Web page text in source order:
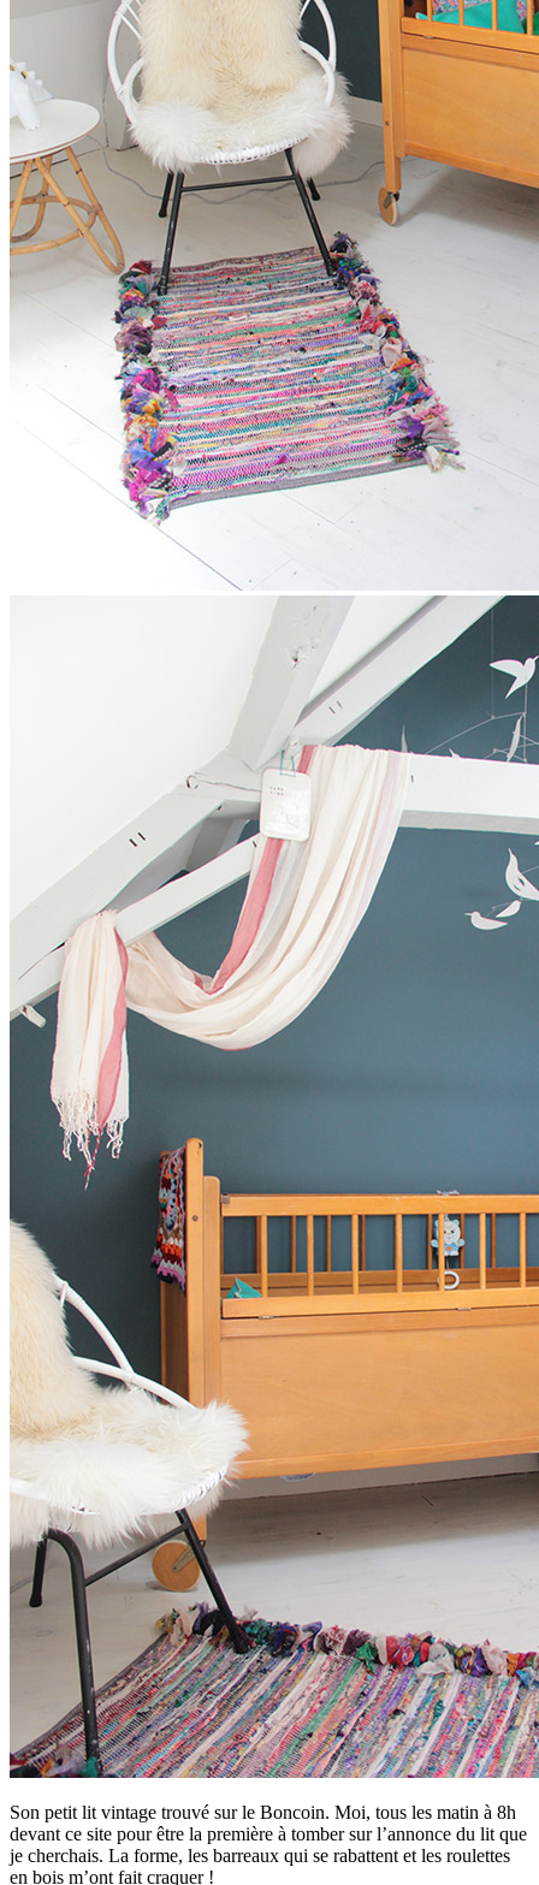
Son petit lit vintage trouvé sur le Boncoin. Moi, tous les matin à 8h
devant ce site pour être la première à tomber sur l’annonce du lit que
je cherchais. La forme, les barreaux qui se rabattent et les roulettes
en bois m’ont fait craquer !